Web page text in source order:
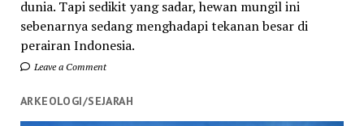
dunia. Tapi sedikit yang sadar, hewan mungil ini
sebenarnya sedang menghadapi tekanan besar di
perairan Indonesia.
Leave a Comment
ARKEOLOGI/SEJARAH